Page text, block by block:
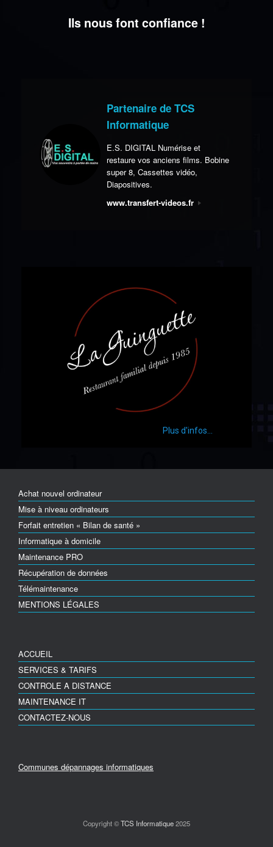
Ils nous font confiance !
Partenaire de TCS
Informatique
E.S. DIGITAL Numérise et
restaure vos anciens films. Bobine
super 8, Cassettes vidéo,
Diapositives.
www.transfert-videos.fr
Plus d'infos...
Achat nouvel ordinateur
Mise à niveau ordinateurs
Forfait entretien « Bilan de santé »
Informatique à domicile
Maintenance PRO
Récupération de données
Télémaintenance
MENTIONS LÉGALES
ACCUEIL
SERVICES & TARIFS
CONTROLE A DISTANCE
MAINTENANCE IT
CONTACTEZ-NOUS
Communes dépannages informatiques
Copyright ©TCS Informatique2025